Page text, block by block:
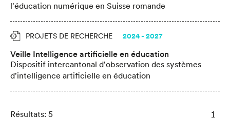
l'éducation numérique en Suisse romande
PROJETS DE RECHERCHE 2024 - 2027
Veille Intelligence artificielle en éducation
Dispositif intercantonal d'observation des systèmes
d'intelligence artificielle en éducation
Résultats: 5 1